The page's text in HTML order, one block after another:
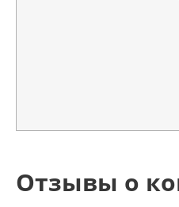
Отзывы о